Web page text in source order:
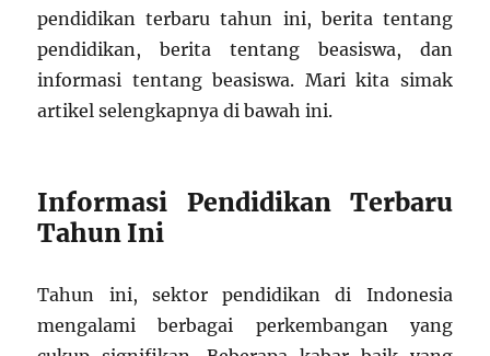
pendidikan terbaru tahun ini, berita tentang
pendidikan, berita tentang beasiswa, dan
informasi tentang beasiswa. Mari kita simak
artikel selengkapnya di bawah ini.
Informasi Pendidikan Terbaru
Tahun Ini
Tahun ini, sektor pendidikan di Indonesia
mengalami berbagai perkembangan yang